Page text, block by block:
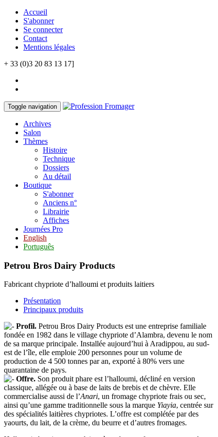
Accueil
S'abonner
Se connecter
Contact
Mentions légales
+ 33 (0)3 20 83 13 17]
Toggle navigation
Archives
Salon
Thèmes
Histoire
Technique
Dossiers
Au détail
Boutique
S'abonner
Anciens n°
Librairie
Affiches
Journées Pro
English
Português
Petrou Bros Dairy Products
Fabricant chypriote d’halloumi et produits laitiers
Présentation
Principaux produits
Profil. Petrou Bros Dairy Products est une entreprise familiale
fondée en 1982 dans le village chypriote d’Alambra, devenu le nom
de sa marque principale. Installée aujourd’hui à Aradippou, au sud-
est de l’île, elle emploie 200 personnes pour un volume de
production de 4 500 tonnes par an, exporté à 80% vers une
quarantaine de pays.
Offre. Son produit phare est l’halloumi, décliné en version
classique, allégée ou à base de laits de brebis et de chèvre. Elle
commercialise aussi de l’Anari, un fromage chypriote frais ou sec,
ainsi qu’une gamme traditionnelle sous la marque Yiayia, centrée sur
des spécialités laitières chypriotes. L’offre est complétée par des
yaourts, du lait, de la crème, du beurre et d’autres fromages.